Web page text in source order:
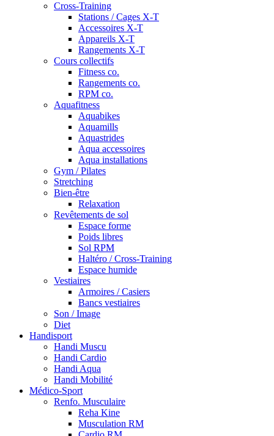
Cross-Training
Stations / Cages X-T
Accessoires X-T
Appareils X-T
Rangements X-T
Cours collectifs
Fitness co.
Rangements co.
RPM co.
Aquafitness
Aquabikes
Aquamills
Aquastrides
Aqua accessoires
Aqua installations
Gym / Pilates
Stretching
Bien-être
Relaxation
Revêtements de sol
Espace forme
Poids libres
Sol RPM
Haltéro / Cross-Training
Espace humide
Vestiaires
Armoires / Casiers
Bancs vestiaires
Son / Image
Diet
Handisport
Handi Muscu
Handi Cardio
Handi Aqua
Handi Mobilité
Médico-Sport
Renfo. Musculaire
Reha Kine
Musculation RM